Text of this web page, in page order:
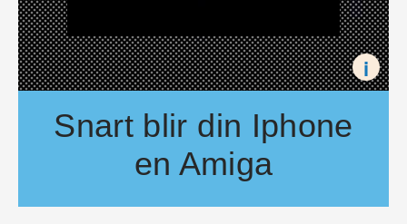
i
Snart blir din Iphone
en Amiga
Snart kan det bli möjligt att spela gamla Amiga-spel på